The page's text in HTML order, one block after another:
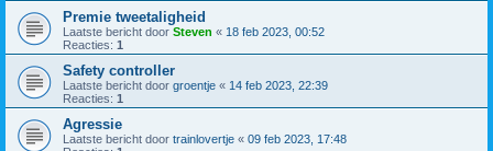
Premie tweetaligheid
Laatste bericht door Steven « 18 feb 2023, 00:52
Reacties: 1
Safety controller
Laatste bericht door groentje « 14 feb 2023, 22:39
Reacties: 1
Agressie
Laatste bericht door trainlovertje « 09 feb 2023, 17:48